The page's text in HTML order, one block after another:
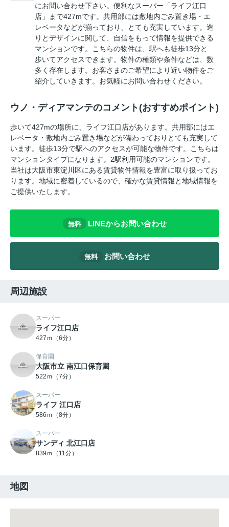
にお問い合わせ下さい。便利なスーパー「ライフ江口
店」まで427mです。共用部には敷地内ごみ置き場・エ
レベータなどが揃っており、とても充実しています。造
りとデザインに関して、自信をもって情報を提供できる
マンションです。こちらの物件は、駅へも徒歩13分と
歩いてアクセスできます。物件の種類や条件などは、数
多く存在します。お客さまのご希望により近い物件をご
紹介していきます。お気軽にお問い合わせください。
ウノ・ディアマンテのコメント(おすすめポイント)
歩いて427mの場所に、ライフ江口店があります。共用部にはエ
レベータ・敷地内ごみ置き場などが備わっておりとても充実して
います。徒歩13分で駅へのアクセスが可能な物件です。こちらは
マンションタイプになります。2駅利用可能のマンションです。
当社は大阪市東淀川区にある賃貸物件情報を豊富に取り扱ってお
ります。地域に密着しているので、確かな賃貸情報と地域情報を
ご提供いたします。
無料 LINEからお問い合わせ
無料 お問い合わせ
周辺施設
スーパー
ライフ江口店
427ｍ（6分）
保育園
大阪市立 南江口保育園
522ｍ（7分）
スーパー
ライフ 江口店
586ｍ（8分）
スーパー
サンディ 北江口店
839ｍ（11分）
地図